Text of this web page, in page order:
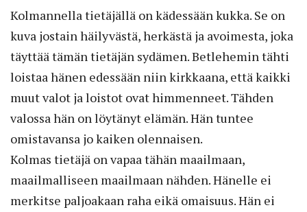
Kolmannella tietäjällä on kädessään kukka. Se on
kuva jostain häilyvästä, herkästä ja avoimesta, joka
täyttää tämän tietäjän sydämen. Betlehemin tähti
loistaa hänen edessään niin kirkkaana, että kaikki
muut valot ja loistot ovat himmenneet. Tähden
valossa hän on löytänyt elämän. Hän tuntee
omistavansa jo kaiken olennaisen.
Kolmas tietäjä on vapaa tähän maailmaan,
maailmalliseen maailmaan nähden. Hänelle ei
merkitse paljoakaan raha eikä omaisuus. Hän ei